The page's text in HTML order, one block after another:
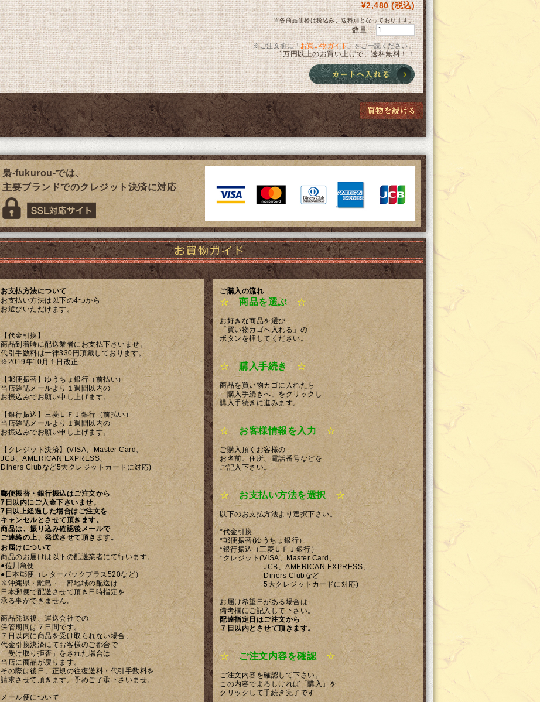
¥2,480 (税込)
※各商品価格は税込み、送料別となっております。
数量：
※ご注文前に「お買い物ガイド」をご一読ください。
1万円以上のお買い上げで、送料無料！！
梟-fukurou-では、
主要ブランドでのクレジット決済に対応
お支払方法について
お支払い方法は以下の4つから
お選びいただけます。
【代金引換】
商品到着時に配送業者にお支払下さいませ。
代引手数料は一律330円頂戴しております。
※2019年10月１日改正
【郵便振替】ゆうちょ銀行（前払い）
当店確認メールより１週間以内の
お振込みでお願い申し上げます。
【銀行振込】三菱ＵＦＪ銀行（前払い）
当店確認メールより１週間以内の
お振込みでお願い申し上げます。
【クレジット決済】(VISA、Master Card、
JCB、AMERICAN EXPRESS、
Diners Clubなど5大クレジットカードに対応)
郵便振替・銀行振込はご注文から
7日以内にご入金下さいませ。
7日以上経過した場合はご注文を
キャンセルとさせて頂きます。
商品は、振り込み確認後メールで
ご連絡の上、発送させて頂きます。
お届けについて
商品のお届けは以下の配送業者にて行います。
●佐川急便
●日本郵便（レターパックプラス520など）
※沖縄県・離島・一部地域の配送は
日本郵便で配送させて頂き日時指定を
承る事ができません。
商品発送後、運送会社での
保管期間は７日間です。
７日以内に商品を受け取られない場合、
代金引換決済にてお客様のご都合で
「受け取り拒否」をされた場合は
当店に商品が戻ります。
その際は後日、正規の往復送料・代引手数料を
請求させて頂きます。予めご了承下さいませ。
メール便について
ご購入の流れ
☆ 商品を選ぶ ☆
お好きな商品を選び
「買い物カゴへ入れる」の
ボタンを押してください。
☆ 購入手続き ☆
商品を買い物カゴに入れたら
「購入手続きへ」をクリックし
購入手続きに進みます。
☆ お客様情報を入力 ☆
ご購入頂くお客様の
お名前、住所、電話番号などを
ご記入下さい。
☆ お支払い方法を選択 ☆
以下のお支払方法より選択下さい。
*代金引換
*郵便振替(ゆうちょ銀行）
*銀行振込（三菱ＵＦＪ銀行）
*クレジット(VISA、Master Card、
JCB、AMERICAN EXPRESS、
Diners Clubなど
5大クレジットカードに対応)
お届け希望日がある場合は
備考欄にご記入して下さい。
配達指定日はご注文から
７日以内とさせて頂きます。
☆ ご注文内容を確認 ☆
ご注文内容を確認して下さい。
この内容でよろしければ「購入」を
クリックして手続き完了です